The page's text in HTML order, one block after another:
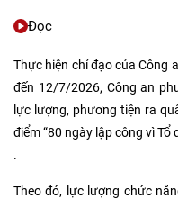
Đọc
Thực hiện chỉ đạo của Công
đến 12/7/2026, Công an
lực lượng, phương tiện ra
điểm “80 ngày lập công vì Tổ
.
Theo đó, lực lượng chức